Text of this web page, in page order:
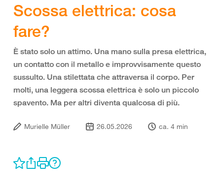
Scossa elettrica: cosa
fare?
È stato solo un attimo. Una mano sulla presa elettrica,
un contatto con il metallo e improvvisamente questo
sussulto. Una stilettata che attraversa il corpo. Per
molti, una leggera scossa elettrica è solo un piccolo
spavento. Ma per altri diventa qualcosa di più.
Murielle Müller 26.05.2026 ca. 4 min